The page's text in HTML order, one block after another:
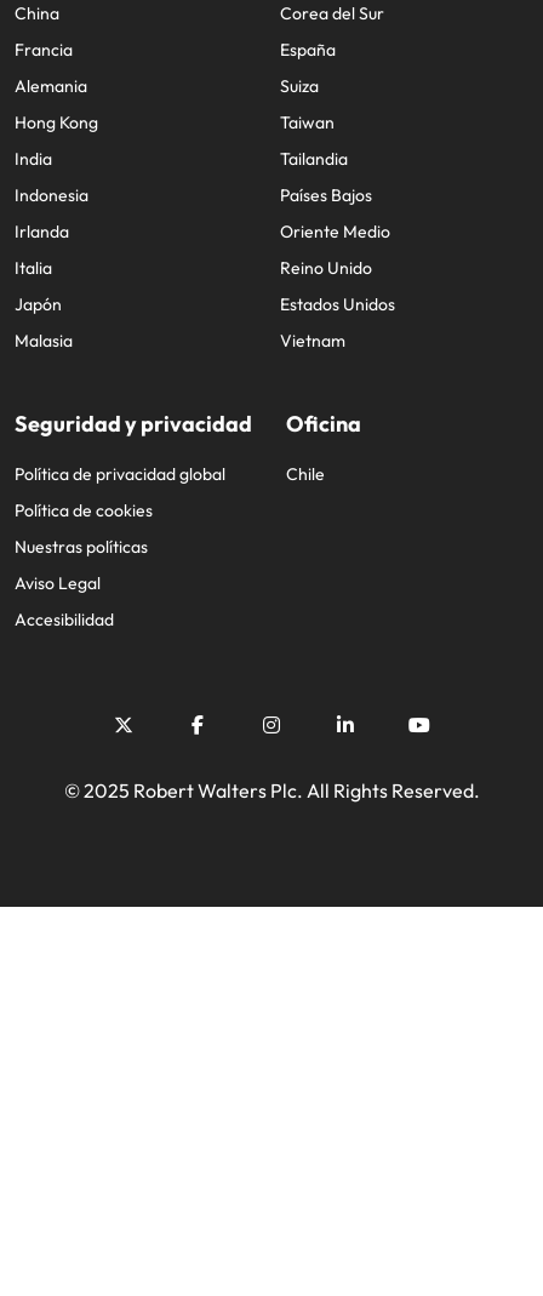
China
Francia
Alemania
Hong Kong
India
Indonesia
Irlanda
Italia
Japón
Malasia
Corea del Sur
España
Suiza
Taiwan
Tailandia
Países Bajos
Oriente Medio
Reino Unido
Estados Unidos
Vietnam
Seguridad y privacidad
Política de privacidad global
Política de cookies
Nuestras políticas
Aviso Legal
Accesibilidad
Oficina
Chile
© 2025 Robert Walters Plc. All Rights Reserved.